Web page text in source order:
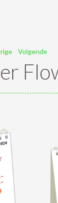
Volgende